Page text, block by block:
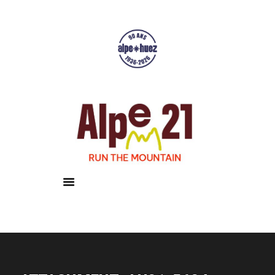
Résultats
Galerie
Infos pratiques